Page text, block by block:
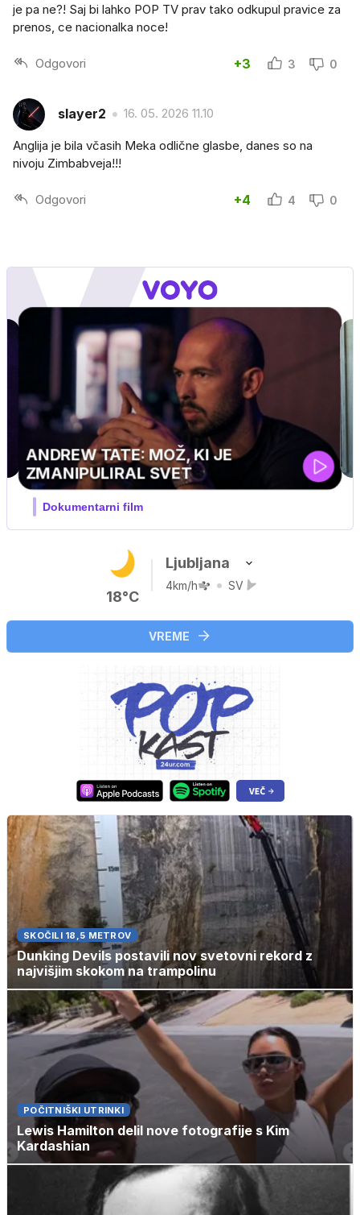
je pa ne?! Saj bi lahko POP TV prav tako odkupul pravice za
prenos, ce nacionalka noce!
Odgovori +3 3 0
slayer2 16. 05. 2026 11.10
Anglija je bila včasih Meka odlične glasbe, danes so na
nivoju Zimbabveja!!!
Odgovori +4 4 0
18°C
Ljubljana
4km/h SV
VREME
SKOČILI 18,5 METROV
Dunking Devils postavili nov svetovni rekord z
najvišjim skokom na trampolinu
POČITNIŠKI UTRINKI
Lewis Hamilton delil nove fotografije s Kim
Kardashian